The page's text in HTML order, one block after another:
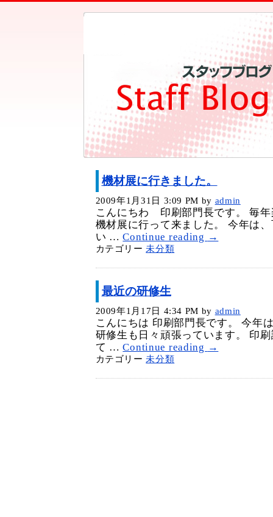
機材展に行きました。
2009年1月31日 3:09 PM by admin
こんにちわ 印刷部門長です。 毎
機材展に行って来ました。 今年は
い …Continue reading →
カテゴリー未分類
最近の研修生
2009年1月17日 4:34 PM by admin
こんにちは 印刷部門長です。 今年
研修生も日々頑張っています。 印
て …Continue reading →
カテゴリー未分類